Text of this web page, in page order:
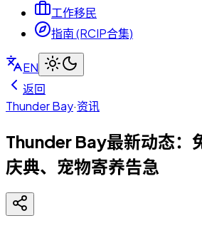
工作移民
指南 (RCIP合集)
EN
返回
Thunder Bay·资讯
Thunder Bay最新动态：
庆典、宠物寄养告急